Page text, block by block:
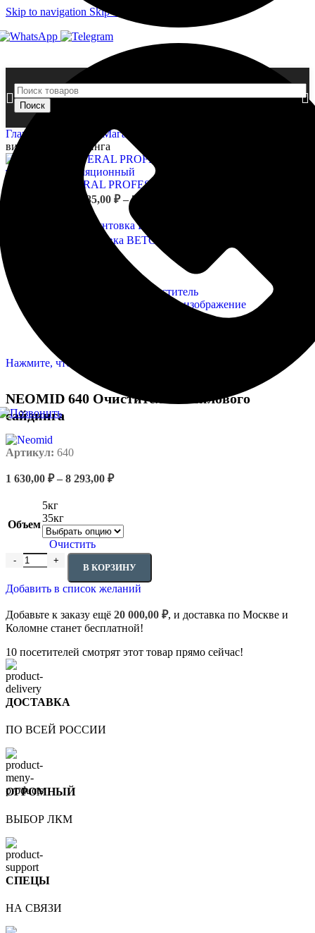
Skip to navigation Skip to main content
Поиск
Главная страница Магазин
винилового сайдинга
NEOMID MINERAL PROFESSIONAL Герметик тепловлаго-
285,00 ₽ – 7 368,00
368,00 ₽
NEOMID 790 Грунтовка BETONCONTACT PRIMER
Нажмите, чтобы увеличить
NEOMID 640 Очиститель винилового
сайдинга
Артикул: 640
1 630,00 ₽ – 8 293,00 ₽Диапазон
–
8
293,00 ₽
Объем
5кг
35кг
Очистить
Количество товара NEOMID 640 Очиститель винилового
В КОРЗИНУ
Добавить в список желаний
Добавьте к заказу ещё 20 000,00 ₽, и доставка по Москве и
Коломне станет бесплатной!
10 посетителей смотрят этот товар прямо сейчас!
ДОСТАВКА
ПО ВСЕЙ РОССИИ
ОГРОМНЫЙ
ВЫБОР ЛКМ
СПЕЦЫ
НА СВЯЗИ